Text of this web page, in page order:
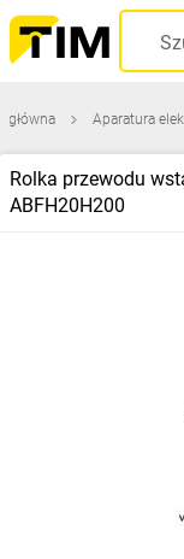
główna Aparatura
Rolka przewodu
ABFH20H200